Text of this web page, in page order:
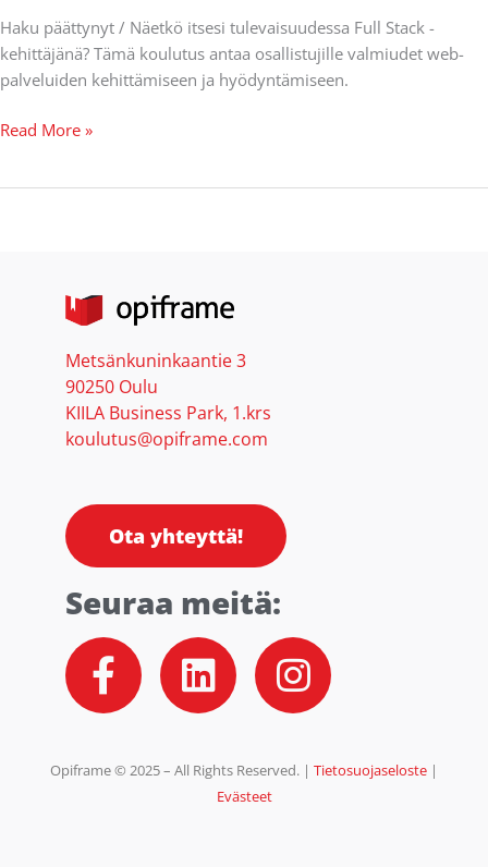
Haku päättynyt / Näetkö itsesi tulevaisuudessa Full Stack -
kehittäjänä? Tämä koulutus antaa osallistujille valmiudet web-
palveluiden kehittämiseen ja hyödyntämiseen.
Read More »
Metsänkuninkaantie 3
90250 Oulu
KIILA Business Park, 1.krs
koulutus@opiframe.com
Ota yhteyttä!
Seuraa meitä:
F
a
c
e
L
i
n
k
e
I
n
s
t
Opiframe © 2025 – All Rights Reserved. | Tietosuojaseloste |
Evästeet